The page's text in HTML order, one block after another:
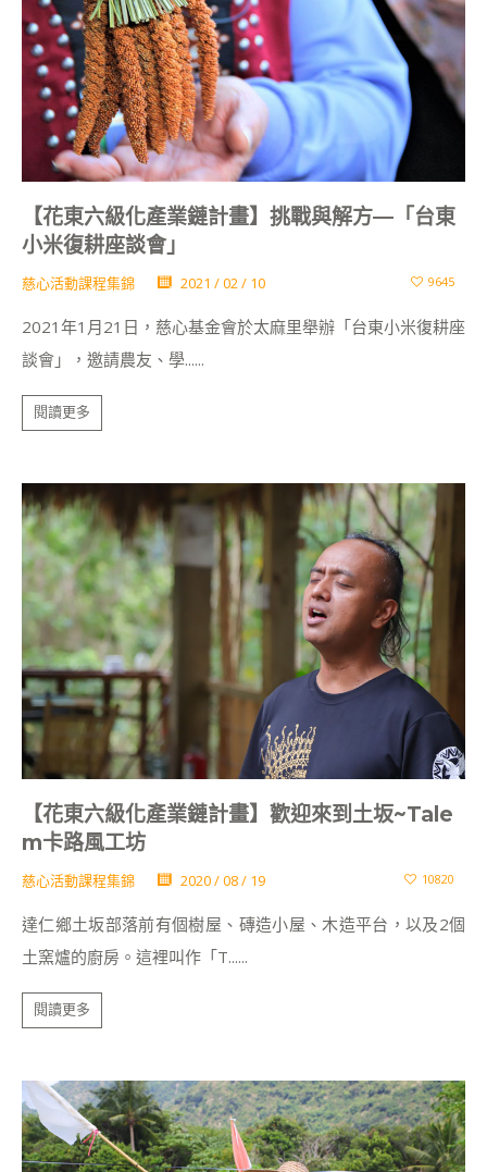
【花東六級化產業鏈計畫】挑戰與解方—「台東
小米復耕座談會」
慈心活動課程集錦 2021 / 02 / 10 9645
2021年1月21日，慈心基金會於太麻里舉辦「台東小米復耕座
談會」，邀請農友、學......
閱讀更多
【花東六級化產業鏈計畫】歡迎來到土坂~Tale
m卡路風工坊
慈心活動課程集錦 2020 / 08 / 19 10820
達仁鄉土坂部落前有個樹屋、磚造小屋、木造平台，以及2個
土窯爐的廚房。這裡叫作「T......
閱讀更多